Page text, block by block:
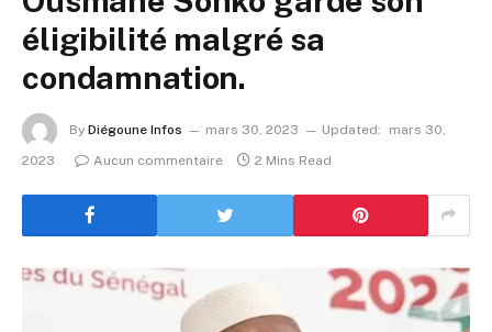
éligibilité malgré sa
condamnation.
By Diégoune Infos mars 30, 2023 Updated:
mars 30,
2023
Aucun commentaire 2 Mins Read